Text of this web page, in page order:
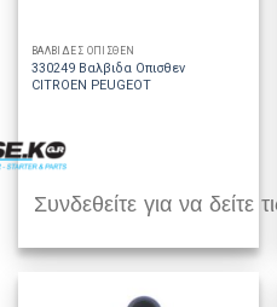
ΒΑΛΒΙΔΕΣ ΟΠΙΣΘΕΝ
330249 Βαλβιδα Οπισθεν
CITROEN PEUGEOT
Συνδεθείτε για να δείτε